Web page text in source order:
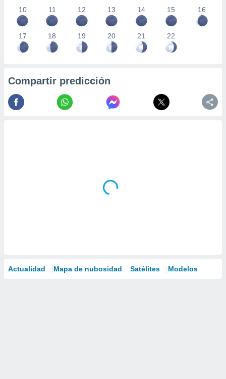
10 11 12 13 14 15 16
17 18 19 20 21 22
Compartir predicción
Actualidad Mapa de nubosidad Satélites Modelos